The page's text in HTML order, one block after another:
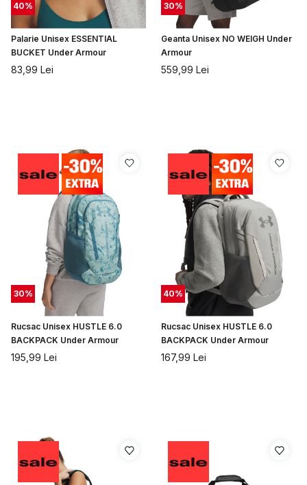
40%
Palarie Unisex ESSENTIAL
BUCKET Under Armour
83,99 Lei
30%
Geanta Unisex NO WEIGH Under
Armour
559,99 Lei
30%
Rucsac Unisex HUSTLE 6.0
BACKPACK Under Armour
195,99 Lei
40%
Rucsac Unisex HUSTLE 6.0
BACKPACK Under Armour
167,99 Lei